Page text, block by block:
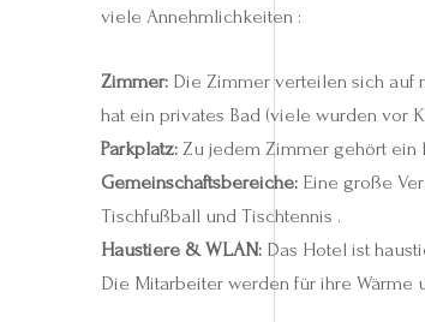
viele Annehmlichkeiten :
Zimmer: Die Zimmer verteilen sich auf
hat ein privates Bad (viele wurden vor
Parkplatz: Zu jedem Zimmer gehört ein
Gemeinschaftsbereiche: Eine große
Tischfußball und Tischtennis .
Haustiere & WLAN: Das Hotel ist
Die Mitarbeiter werden für ihre Wärme